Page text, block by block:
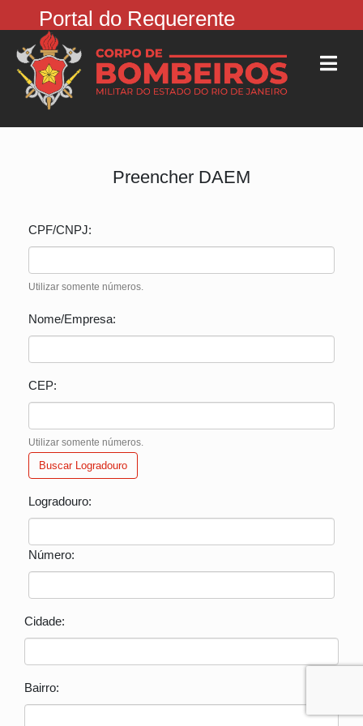
Portal do Requerente
Preencher DAEM
CPF/CNPJ:
Utilizar somente números.
Nome/Empresa:
CEP:
Utilizar somente números.
Buscar Logradouro
Logradouro:
Número:
Cidade:
Bairro: